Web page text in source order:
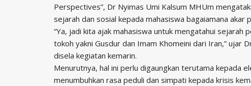
Perspectives”, Dr Nyimas Umi Kalsum MHUm
sejarah dan sosial kepada mahasiswa bagaiamana
“Ya, jadi kita ajak mahasiswa untuk mengatahui
tokoh yakni Gusdur dan Imam Khomeini dari Iran,” ujar
disela kegiatan kemarin.
Menurutnya, hal ini perlu digaungkan terutama kepada
menumbuhkan rasa peduli dan simpati kepada krisis